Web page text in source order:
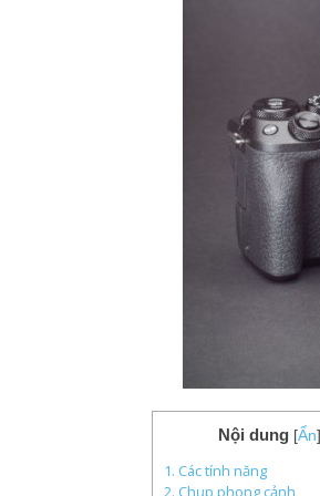
Nội dung [Ẩn]
1. Các tính năng
2. Chụp phong cảnh